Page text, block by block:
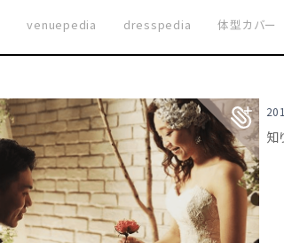
venuepedia dresspedia 体型カバー
知